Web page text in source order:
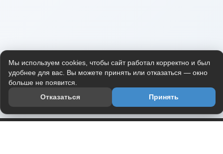
Мы используем cookies, чтобы сайт работал корректно и был
удобнее для вас. Вы можете принять или отказаться — окно
больше не появится.
Отказаться
Принять